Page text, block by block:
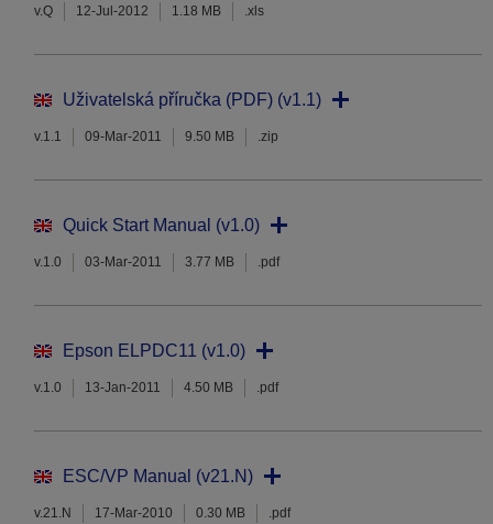
v.Q 12-Jul-2012 1.18 MB .xls
Uživatelská příručka (PDF) (v1.1)
v.1.1 09-Mar-2011 9.50 MB .zip
Quick Start Manual (v1.0)
v.1.0 03-Mar-2011 3.77 MB .pdf
Epson ELPDC11 (v1.0)
v.1.0 13-Jan-2011 4.50 MB .pdf
ESC/VP Manual (v21.N)
v.21.N 17-Mar-2010 0.30 MB .pdf